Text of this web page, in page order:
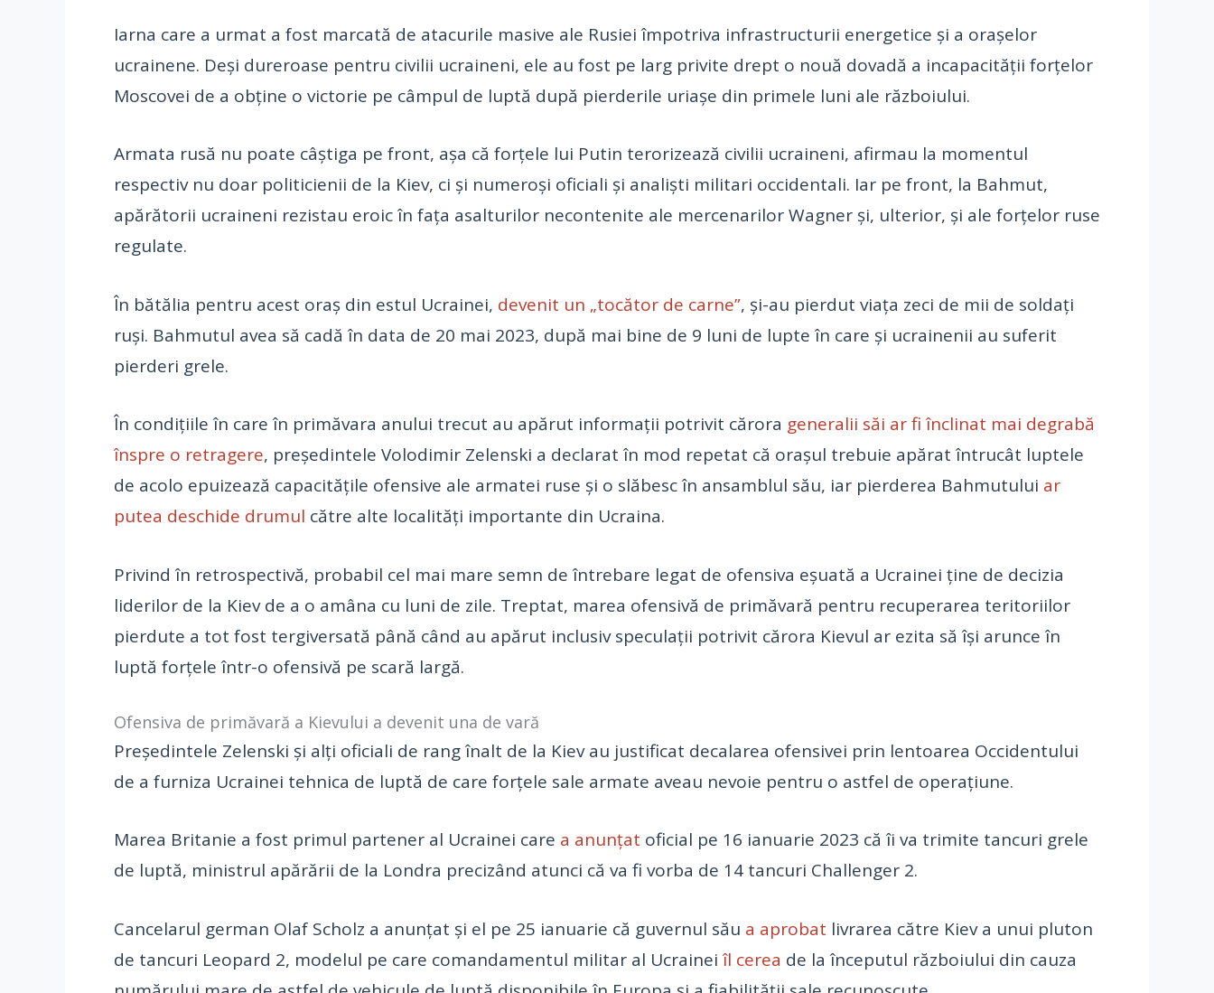
Iarna care a urmat a fost marcată de atacurile masive ale Rusiei împotriva infrastructurii energetice și a orașelor
ucrainene. Deși dureroase pentru civilii ucraineni, ele au fost pe larg privite drept o nouă dovadă a incapacității forțelor
Moscovei de a obține o victorie pe câmpul de luptă după pierderile uriașe din primele luni ale războiului.
Armata rusă nu poate câștiga pe front, așa că forțele lui Putin terorizează civilii ucraineni, afirmau la momentul
respectiv nu doar politicienii de la Kiev, ci și numeroși oficiali și analiști militari occidentali. Iar pe front, la Bahmut,
apărătorii ucraineni rezistau eroic în fața asalturilor necontenite ale mercenarilor Wagner și, ulterior, și ale forțelor ruse
regulate.
În bătălia pentru acest oraș din estul Ucrainei, devenit un „tocător de carne”, și-au pierdut viața zeci de mii de soldați
ruși. Bahmutul avea să cadă în data de 20 mai 2023, după mai bine de 9 luni de lupte în care și ucrainenii au suferit
pierderi grele.
În condițiile în care în primăvara anului trecut au apărut informații potrivit cărora generalii săi ar fi înclinat mai degrabă
înspre o retragere, președintele Volodimir Zelenski a declarat în mod repetat că orașul trebuie apărat întrucât luptele
de acolo epuizează capacitățile ofensive ale armatei ruse și o slăbesc în ansamblul său, iar pierderea Bahmutului ar
putea deschide drumul către alte localități importante din Ucraina.
Privind în retrospectivă, probabil cel mai mare semn de întrebare legat de ofensiva eșuată a Ucrainei ține de decizia
liderilor de la Kiev de a o amâna cu luni de zile. Treptat, marea ofensivă de primăvară pentru recuperarea teritoriilor
pierdute a tot fost tergiversată până când au apărut inclusiv speculații potrivit cărora Kievul ar ezita să își arunce în
luptă forțele într-o ofensivă pe scară largă.
Ofensiva de primăvară a Kievului a devenit una de vară
Președintele Zelenski și alți oficiali de rang înalt de la Kiev au justificat decalarea ofensivei prin lentoarea Occidentului
de a furniza Ucrainei tehnica de luptă de care forțele sale armate aveau nevoie pentru o astfel de operațiune.
Marea Britanie a fost primul partener al Ucrainei care a anunțat oficial pe 16 ianuarie 2023 că îi va trimite tancuri grele
de luptă, ministrul apărării de la Londra precizând atunci că va fi vorba de 14 tancuri Challenger 2.
Cancelarul german Olaf Scholz a anunțat și el pe 25 ianuarie că guvernul său a aprobat livrarea către Kiev a unui pluton
de tancuri Leopard 2, modelul pe care comandamentul militar al Ucraineiîl cerea de la începutul războiului din cauza